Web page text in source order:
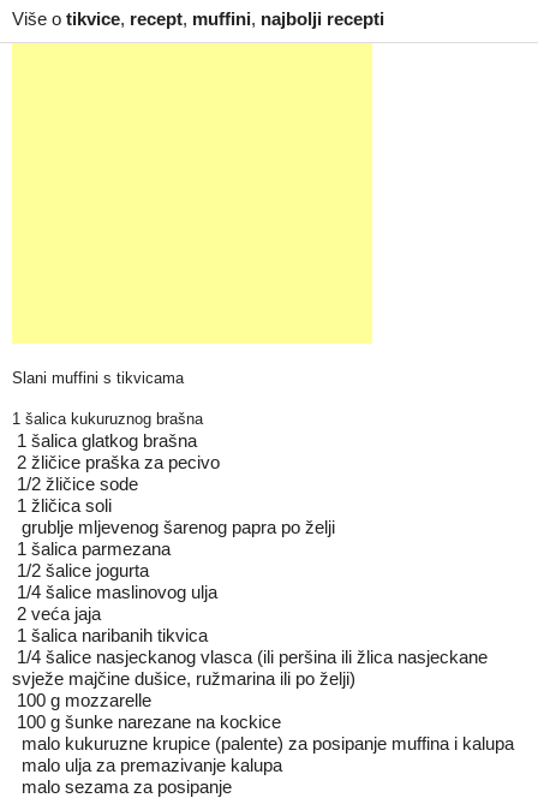
Više o tikvice, recept, muffini, najbolji recepti
Slani muffini s tikvicama
1 šalica kukuruznog brašna
1 šalica glatkog brašna
2 žličice praška za pecivo
1/2 žličice sode
1 žličica soli
grublje mljevenog šarenog papra po želji
1 šalica parmezana
1/2 šalice jogurta
1/4 šalice maslinovog ulja
2 veća jaja
1 šalica naribanih tikvica
1/4 šalice nasjeckanog vlasca (ili peršina ili žlica nasjeckane
svježe majčine dušice, ružmarina ili po želji)
100 g mozzarelle
100 g šunke narezane na kockice
malo kukuruzne krupice (palente) za posipanje muffina i kalupa
malo ulja za premazivanje kalupa
malo sezama za posipanje